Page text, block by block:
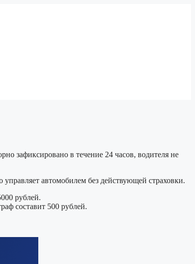
зафиксировано в течение 24 часов, водителя не
управляет автомобилем без действующей страховки.
рублей.
составит 500 рублей.